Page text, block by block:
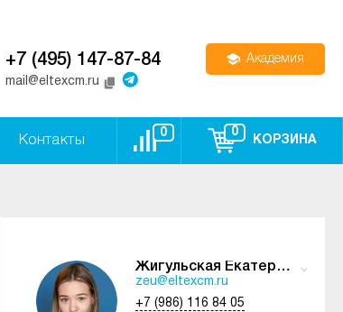
+7 (495) 147-87-84
mail@eltexcm.ru
Академия
Контакты
0 0
КОРЗИНА
Жигульская Екатерина
zeu@eltexcm.ru
+7 (986) 116 84 05